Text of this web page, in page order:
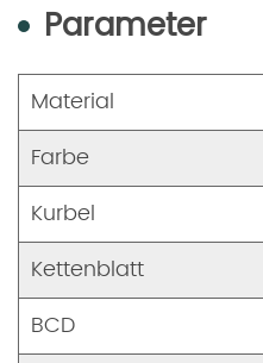
Parameter
Material
Farbe
Kurbel
Kettenblatt
BCD